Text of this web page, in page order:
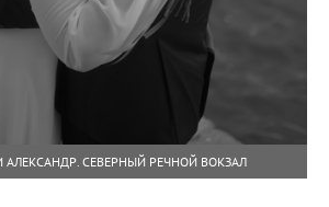
АЛЕКСАНДР. СЕВЕРНЫЙ РЕЧНОЙ ВОКЗАЛ